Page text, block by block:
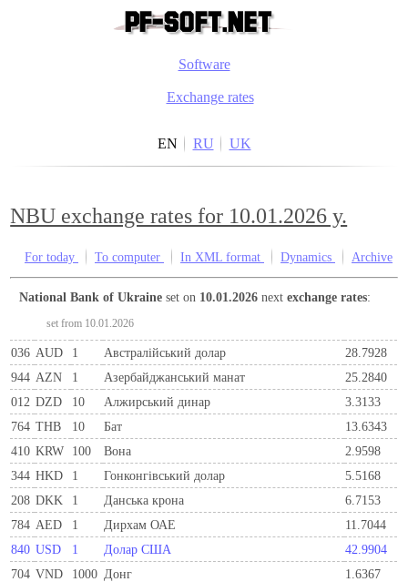
Software
Exchange rates
EN RU UK
NBU exchange rates for 10.01.2026 y.
For today To computer In XML format Dynamics Archive
National Bank of Ukraine set on 10.01.2026 nextexchange rates:
set from 10.01.2026
036 AUD 1 Австралійський долар
28.7928
944 AZN 1 Азербайджанський манат
25.2840
012 DZD 10 Алжирський динар
3.3133
764 THB 10 Бат
13.6343
410 KRW 100 Вона
2.9598
344 HKD 1 Гонконгівський долар
5.5168
208 DKK 1 Данська крона
6.7153
784 AED 1 Дирхам ОАЕ
11.7044
840 USD 1 Долар США
42.9904
704 VND 1000 Донг
1.6367